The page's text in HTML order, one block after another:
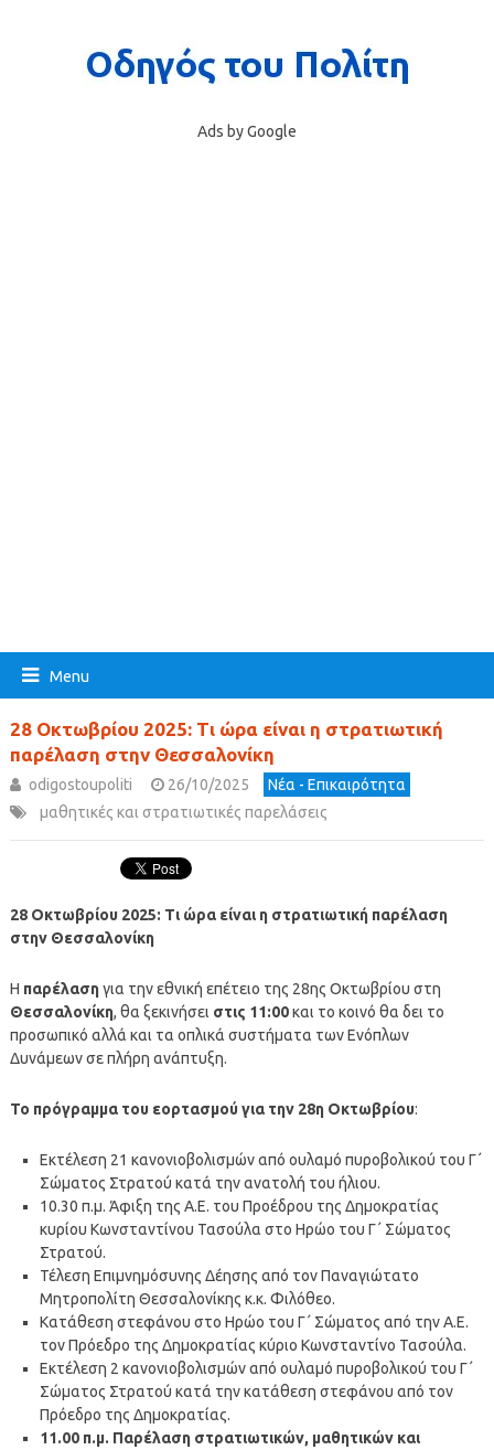
Ads by Google
Menu
28 Οκτωβρίου 2025: Τι ώρα είναι η στρατιωτική
παρέλαση στην Θεσσαλονίκη
odigostoupoliti 26/10/2025
Νέα - Επικαιρότητα
μαθητικές και στρατιωτικές παρελάσεις
28 Οκτωβρίου 2025: Τι ώρα είναι η στρατιωτική παρέλαση
στην Θεσσαλονίκη
Η παρέλασηγια την εθνική επέτειο της 28ης Οκτωβρίου στη
Θεσσαλονίκη, θα ξεκινήσει στις 11:00και το κοινό θα δει το
προσωπικό αλλά και τα οπλικά συστήματα των Ενόπλων
Δυνάμεων σε πλήρη ανάπτυξη.
Το πρόγραμμα του εορτασμού για την 28η Οκτωβρίου:
Εκτέλεση 21 κανονιοβολισμών από ουλαμό πυροβολικού του Γ΄
Σώματος Στρατού κατά την ανατολή του ήλιου.
10.30 π.μ. Άφιξη της Α.Ε. του Προέδρου της Δημοκρατίας
κυρίου Κωνσταντίνου Τασούλα στο Ηρώο του Γ΄ Σώματος
Στρατού.
Τέλεση Επιμνημόσυνης Δέησης από τον Παναγιώτατο
Μητροπολίτη Θεσσαλονίκης κ.κ. Φιλόθεο.
Κατάθεση στεφάνου στο Ηρώο του Γ΄ Σώματος από την Α.Ε.
τον Πρόεδρο της Δημοκρατίας κύριο Κωνσταντίνο Τασούλα.
Εκτέλεση 2 κανονιοβολισμών από ουλαμό πυροβολικού του Γ΄
Σώματος Στρατού κατά την κατάθεση στεφάνου από τον
Πρόεδρο της Δημοκρατίας.
11.00 π.μ. Παρέλαση στρατιωτικών, μαθητικών και